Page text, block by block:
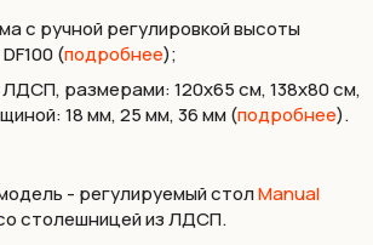
с ручной регулировкой высоты
(подробнее);
размерами: 120х65 см, 138х80 см,
18 мм, 25 мм, 36 мм (подробнее).
- регулируемый столManual
столешницей из ЛДСП.